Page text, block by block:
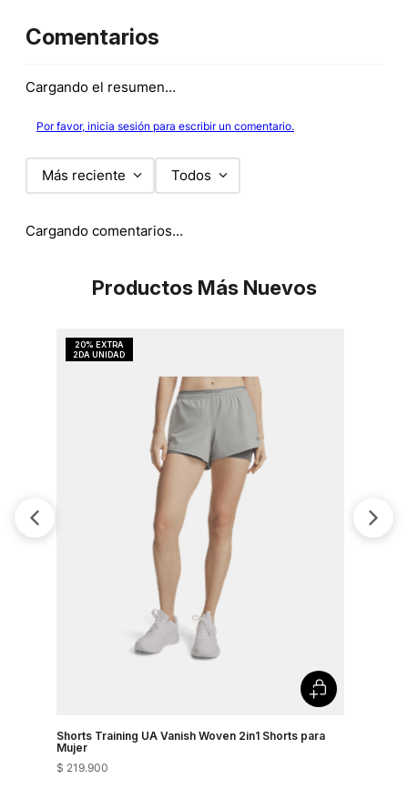
Comentarios
Cargando el resumen…
Por favor, inicia sesión para escribir un comentario.
Más reciente Todos
Cargando comentarios…
Productos Más Nuevos
Shorts Training UA Vanish Woven 2in1 Shorts para
Mujer
$ 219.900